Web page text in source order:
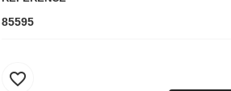
85595
favorite_border